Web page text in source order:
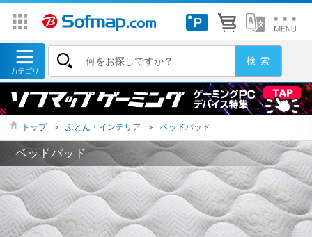
トップ ＞ ふとん・インテリア ＞ ベッドパッド
ベッドパッド